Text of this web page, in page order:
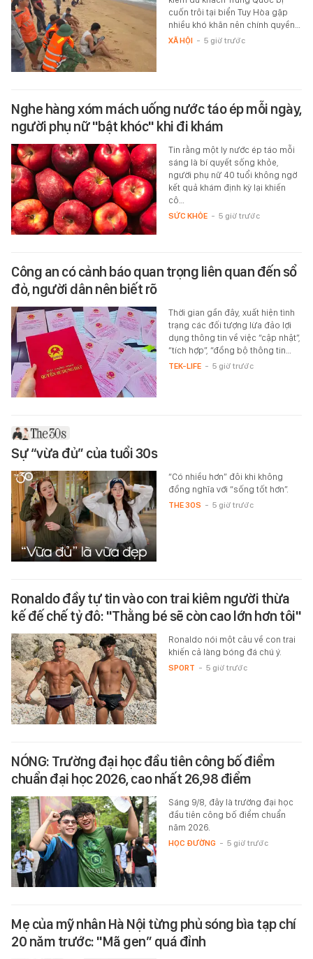
cuốn trôi tại biển Tuy Hòa gặp
nhiều khó khăn nên chính quyền…
XÃ HỘI - 5 giờ trước
Nghe hàng xóm mách uống nước táo ép mỗi ngày,
người phụ nữ "bật khóc" khi đi khám
Tin rằng một ly nước ép táo mỗi
sáng là bí quyết sống khỏe,
người phụ nữ 40 tuổi không ngờ
kết quả khám định kỳ lại khiến
cô…
SỨC KHỎE - 5 giờ trước
Công an có cảnh báo quan trọng liên quan đến sổ
đỏ, người dân nên biết rõ
Thời gian gần đây, xuất hiện tình
trạng các đối tượng lừa đảo lợi
dụng thông tin về việc “cập nhật”,
“tích hợp”, “đồng bộ thông tin…
TEK-LIFE - 5 giờ trước
Sự “vừa đủ” của tuổi 30s
“Có nhiều hơn” đôi khi không
đồng nghĩa với “sống tốt hơn”.
THE 30S - 5 giờ trước
Ronaldo đầy tự tin vào con trai kiêm người thừa
kế đế chế tỷ đô: "Thằng bé sẽ còn cao lớn hơn tôi"
Ronaldo nói một câu về con trai
khiến cả làng bóng đá chú ý.
SPORT - 5 giờ trước
NÓNG: Trường đại học đầu tiên công bố điểm
chuẩn đại học 2026, cao nhất 26,98 điểm
Sáng 9/8, đây là trường đại học
đầu tiên công bố điểm chuẩn
năm 2026.
HỌC ĐƯỜNG - 5 giờ trước
Mẹ của mỹ nhân Hà Nội từng phủ sóng bìa tạp chí
20 năm trước: "Mã gen” quá đỉnh